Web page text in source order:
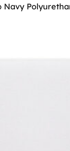
Navy